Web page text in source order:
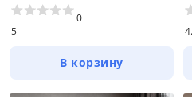
5
0
В корзину